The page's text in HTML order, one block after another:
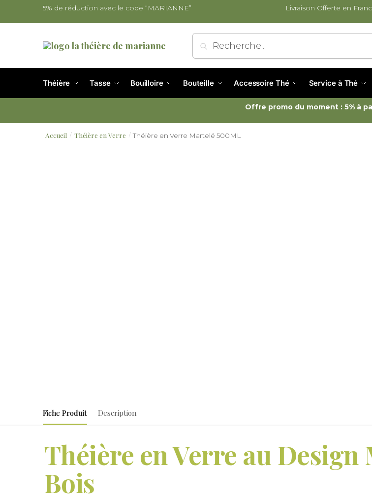
5% de réduction avec le code “MARIANNE” Livraison Offerte en
Recherche
Théière Tasse Bouilloire Bouteille Accessoire Thé Service à Thé
Offre promo du moment : 5% à
Accueil / Théière en Verre / Théière en Verre Martelé 500ML
Fiche Produit Description
Théière en Verre au Design
Bois